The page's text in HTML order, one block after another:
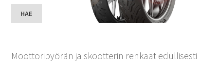
HAE
Moottoripyörän ja skootterin renkaat edullisesti